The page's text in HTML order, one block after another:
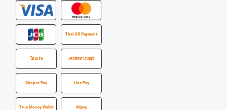
Thai QR Payment
โอนเงิน เครดิตทางบัญชี
Shopee Pay Line Pay
True Money Wallet Alipay